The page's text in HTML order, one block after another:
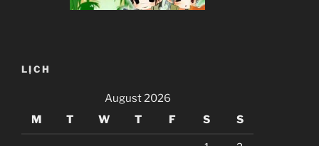
LỊCH
August 2026
M
T W T F S S